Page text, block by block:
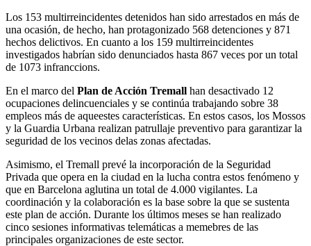
Los 153 multirreincidentes detenidos han sido arrestados en más de
una ocasión, de hecho, han protagonizado 568 detenciones y 871
hechos delictivos. En cuanto a los 159 multirreincidentes
investigados habrían sido denunciados hasta 867 veces por un total
de 1073 infranccions.
En el marco del Plan de Acción Tremall han desactivado 12
ocupaciones delincuenciales y se continúa trabajando sobre 38
empleos más de aqueestes características. En estos casos, los Mossos
y la Guardia Urbana realizan patrullaje preventivo para garantizar la
seguridad de los vecinos delas zonas afectadas.
Asimismo, el Tremall prevé la incorporación de la Seguridad
Privada que opera en la ciudad en la lucha contra estos fenómeno y
que en Barcelona aglutina un total de 4.000 vigilantes. La
coordinación y la colaboración es la base sobre la que se sustenta
este plan de acción. Durante los últimos meses se han realizado
cinco sesiones informativas telemáticas a memebres de las
principales organizaciones de este sector.